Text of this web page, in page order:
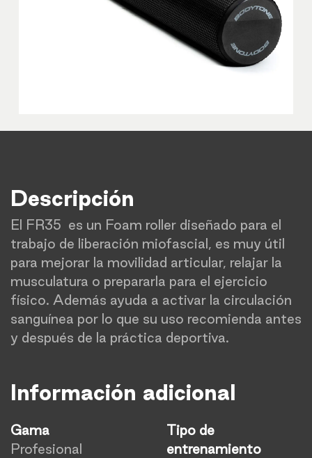
Descripción
El FR35 es un Foam roller diseñado para el
trabajo de liberación miofascial, es muy útil
para mejorar la movilidad articular, relajar la
musculatura o prepararla para el ejercicio
físico. Además ayuda a activar la circulación
sanguínea por lo que su uso recomienda antes
y después de la práctica deportiva.
Información adicional
Gama
Profesional
Tipo de
entrenamiento